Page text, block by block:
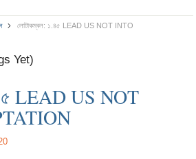
লোটাকম্বল: ১.৪৫ LEAD US NOT INTO
Yet)
LEAD US NOT